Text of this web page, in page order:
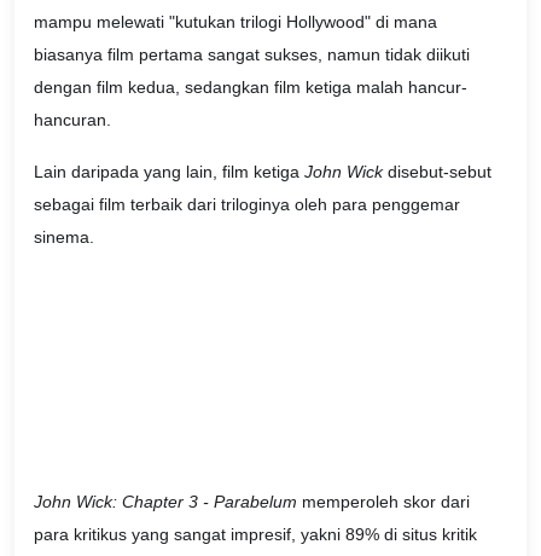
mampu melewati "kutukan trilogi Hollywood" di mana
biasanya film pertama sangat sukses, namun tidak diikuti
dengan film kedua, sedangkan film ketiga malah hancur-
hancuran.
Lain daripada yang lain, film ketiga John Wickdisebut-sebut
sebagai film terbaik dari triloginya oleh para penggemar
sinema.
John Wick: Chapter 3 - Parabelum memperoleh skor dari
para kritikus yang sangat impresif, yakni 89% di situs kritik